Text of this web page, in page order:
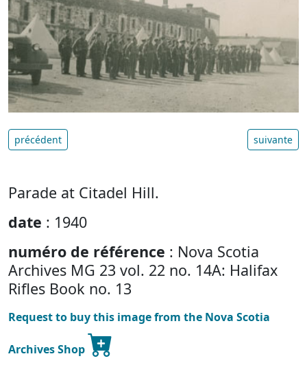
précédent suivante
Parade at Citadel Hill.
date : 1940
numéro de référence : Nova Scotia
Archives MG 23 vol. 22 no. 14A: Halifax
Rifles Book no. 13
Request to buy this image from the Nova Scotia
Archives Shop